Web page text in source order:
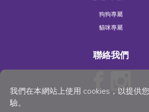
我們在本網站上使用 cookies，以提供
驗。
狗狗專屬
貓咪專屬
聯絡我們